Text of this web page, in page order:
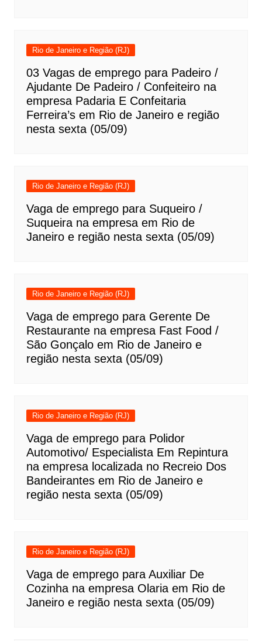
Rio de Janeiro e Região (RJ)
03 Vagas de emprego para Padeiro /
Ajudante De Padeiro / Confeiteiro na
empresa Padaria E Confeitaria
Ferreira’s em Rio de Janeiro e região
nesta sexta (05/09)
Rio de Janeiro e Região (RJ)
Vaga de emprego para Suqueiro /
Suqueira na empresa em Rio de
Janeiro e região nesta sexta (05/09)
Rio de Janeiro e Região (RJ)
Vaga de emprego para Gerente De
Restaurante na empresa Fast Food /
São Gonçalo em Rio de Janeiro e
região nesta sexta (05/09)
Rio de Janeiro e Região (RJ)
Vaga de emprego para Polidor
Automotivo/ Especialista Em Repintura
na empresa localizada no Recreio Dos
Bandeirantes em Rio de Janeiro e
região nesta sexta (05/09)
Rio de Janeiro e Região (RJ)
Vaga de emprego para Auxiliar De
Cozinha na empresa Olaria em Rio de
Janeiro e região nesta sexta (05/09)